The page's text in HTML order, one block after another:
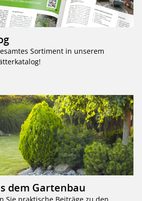
Sortiment in unserem
dem Gartenbau